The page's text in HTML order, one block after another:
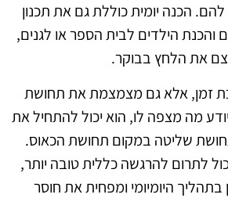
הכנה יומית כוללת גם את תכנון
והכנת הילדים לבית הספר או לגנים,
את הלחץ בבוקר.
זמן, אלא גם מצמצמת את תחושת
מה מצפה לו, הוא יכול להתחיל את
שליטה במקום תחושת הכאוס.
לתרום להרגשה כללית טובה יותר,
בתהליך היומיומי ומפחית את חוסר